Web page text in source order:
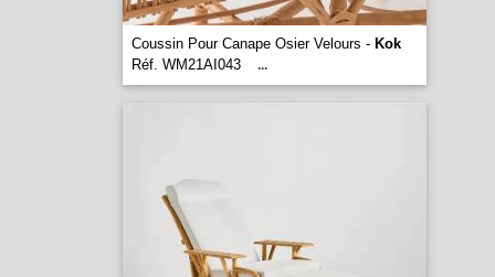
Coussin Pour Canape Osier Velours - Kok
Réf. WM21AI043
...